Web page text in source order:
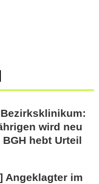
wird neu
hebt Urteil
Angeklagter im